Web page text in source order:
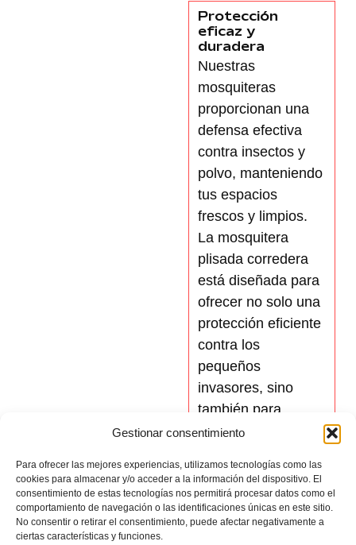
Gestionar consentimiento
Para ofrecer las mejores experiencias, utilizamos tecnologías como las
cookies para almacenar y/o acceder a la información del dispositivo. El
consentimiento de estas tecnologías nos permitirá procesar datos como el
comportamiento de navegación o las identificaciones únicas en este sitio.
No consentir o retirar el consentimiento, puede afectar negativamente a
ciertas características y funciones.
Protección
eficaz y
duradera
Nuestras
mosquiteras
proporcionan una
defensa efectiva
contra insectos y
polvo, manteniendo
tus espacios
frescos y limpios.
La mosquitera
plisada corredera
está diseñada para
ofrecer no solo una
protección eficiente
contra los
pequeños
invasores, sino
también para
garantizar una
adecuada. Se
pliegan hacia
cualquier lado,